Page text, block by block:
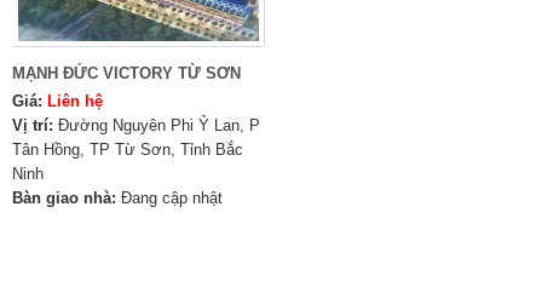
MẠNH ĐỨC VICTORY TỪ SƠN
Giá: Liên hệ
Vị trí: Đường Nguyên Phi Ỷ Lan, P
Tân Hồng, TP Từ Sơn, Tỉnh Bắc
Ninh
Bàn giao nhà: Đang cập nhật